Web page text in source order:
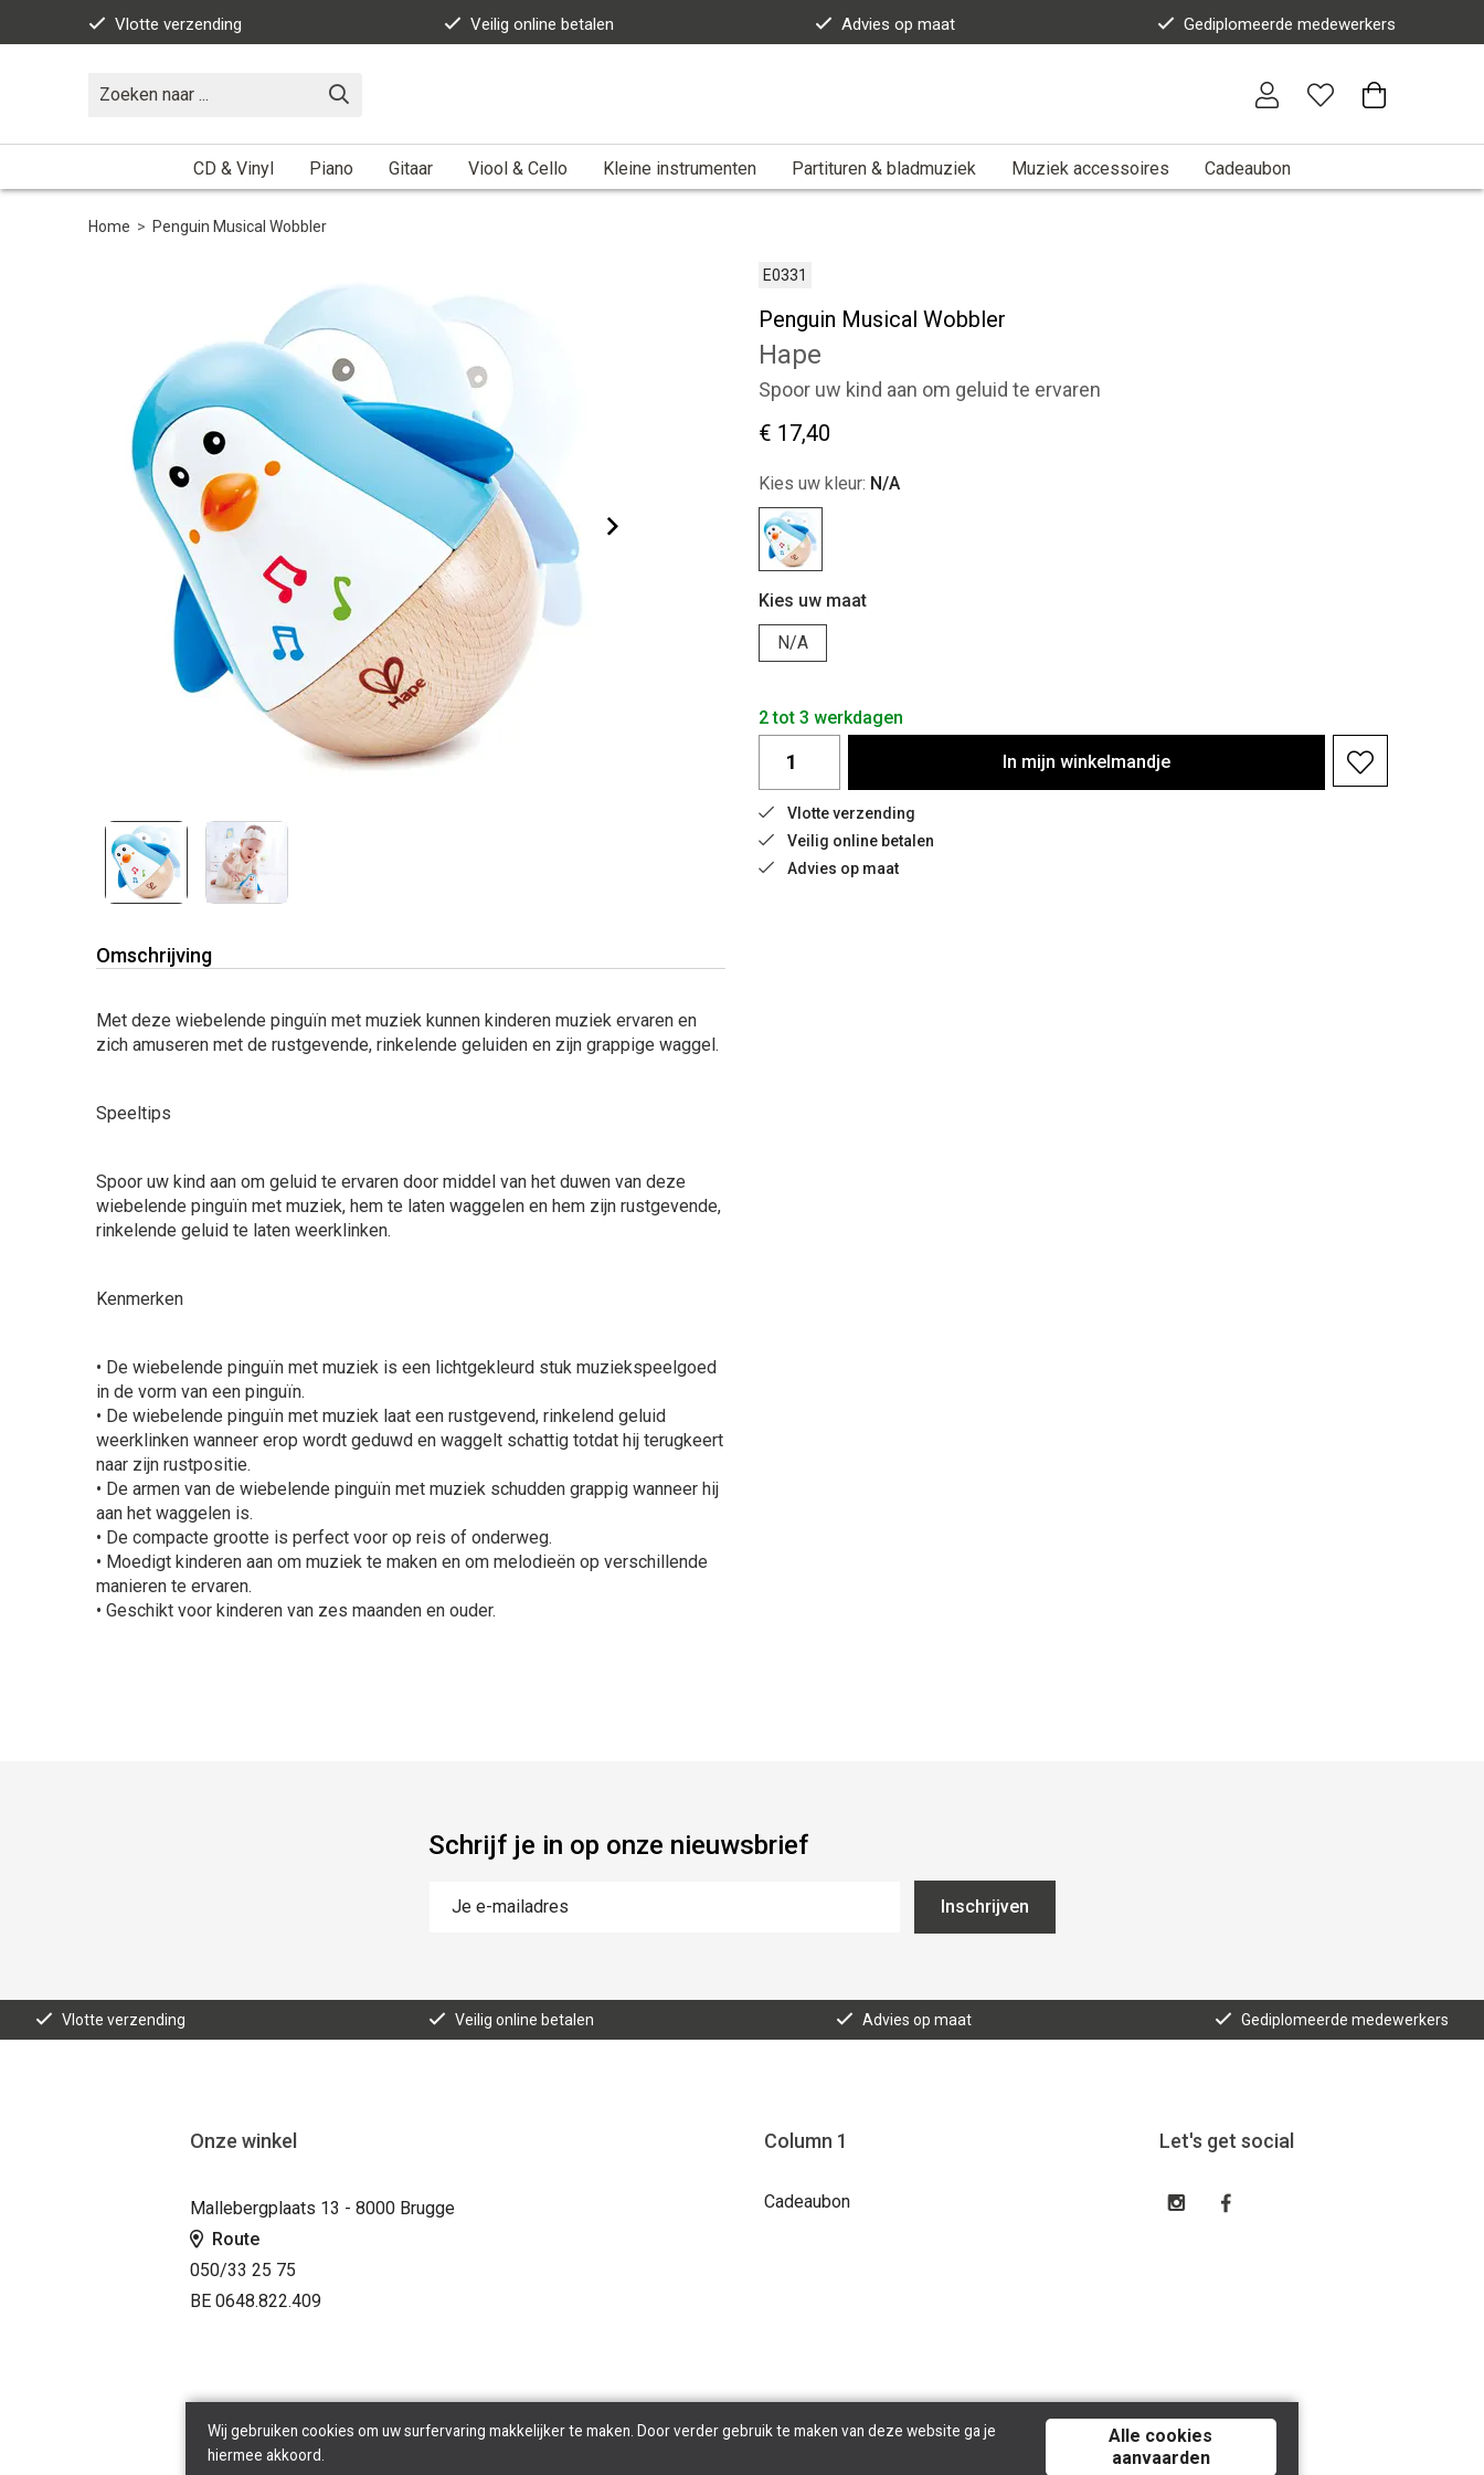
Vlotte verzending Veilig online betalen Advies op maat Gediplomeerde medewerkers
CD & Vinyl Piano Gitaar Viool & Cello Kleine instrumenten Partituren & bladmuziek Muziek accessoires Cadeaubon
Home > Penguin Musical Wobbler
E0331
Penguin Musical Wobbler
Hape
Spoor uw kind aan om geluid te ervaren
€ 17,40
Kies uw kleur: N/A
Kies uw maat
N/A
2 tot 3 werkdagen
In mijn winkelmandje
Vlotte verzending
Veilig online betalen
Advies op maat
Omschrijving
Met deze wiebelende pinguïn met muziek kunnen kinderen muziek ervaren en
zich amuseren met de rustgevende, rinkelende geluiden en zijn grappige waggel.
Speeltips
Spoor uw kind aan om geluid te ervaren door middel van het duwen van deze
wiebelende pinguïn met muziek, hem te laten waggelen en hem zijn rustgevende,
rinkelende geluid te laten weerklinken.
Kenmerken
• De wiebelende pinguïn met muziek is een lichtgekleurd stuk muziekspeelgoed
in de vorm van een pinguïn.
• De wiebelende pinguïn met muziek laat een rustgevend, rinkelend geluid
weerklinken wanneer erop wordt geduwd en waggelt schattig totdat hij terugkeert
naar zijn rustpositie.
• De armen van de wiebelende pinguïn met muziek schudden grappig wanneer hij
aan het waggelen is.
• De compacte grootte is perfect voor op reis of onderweg.
• Moedigt kinderen aan om muziek te maken en om melodieën op verschillende
manieren te ervaren.
• Geschikt voor kinderen van zes maanden en ouder.
Schrijf je in op onze nieuwsbrief
Inschrijven
Vlotte verzending Veilig online betalen Advies op maat Gediplomeerde medewerkers
Onze winkel
Mallebergplaats 13 - 8000 Brugge
Route
050/33 25 75
BE 0648.822.409
Column 1
Cadeaubon
Let's get social
Wij gebruiken cookies om uw surfervaring makkelijker te maken. Door verder gebruik te maken van deze website ga je
hiermee akkoord.
Alle cookies
aanvaarden